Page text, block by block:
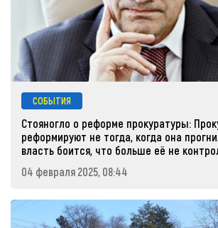
СОБЫТИЯ
Стояногло о реформе прокуратуры:
реформируют не тогда, когда она
власть боится, что больше её не
04 февраля 2025, 08:44